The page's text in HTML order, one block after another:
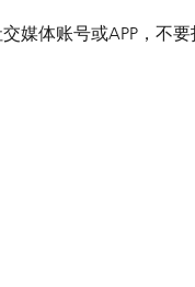
媒体账号或APP，不